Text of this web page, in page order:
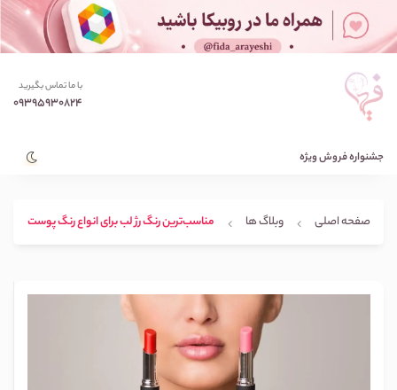
با ما تماس بگیرید
09395930824
جشنواره فروش ویژه
صفحه اصلی وبلاگ ها مناسب‌ترین رنگ رژ لب برای انواع رنگ پوست